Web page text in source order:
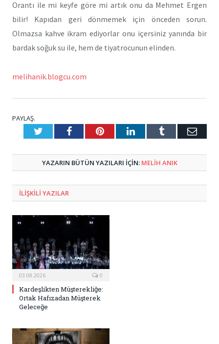
Orantı ile mi keyfe göre mi artık onu da Mehmet Ergen
bilir! Kapıdan geri dönmemek için önceden sorun.
Olmazsa kahve ikram ediyorlar onu içersiniz yanında bir
bardak soğuk su ile, hem de tiyatrocunun elinden.
melihanik.blogcu.com
PAYLAŞ.
TwitterFacebookPinterestLinkedInTumblr E-
YAZARIN BÜTÜN YAZILARI IÇIN: MELIH ANIK
ILIŞKILI YAZILAR
03.08.2026 0
Kardeşlikten Müşterekliğe:
Ortak Hafızadan Müşterek
Geleceğe